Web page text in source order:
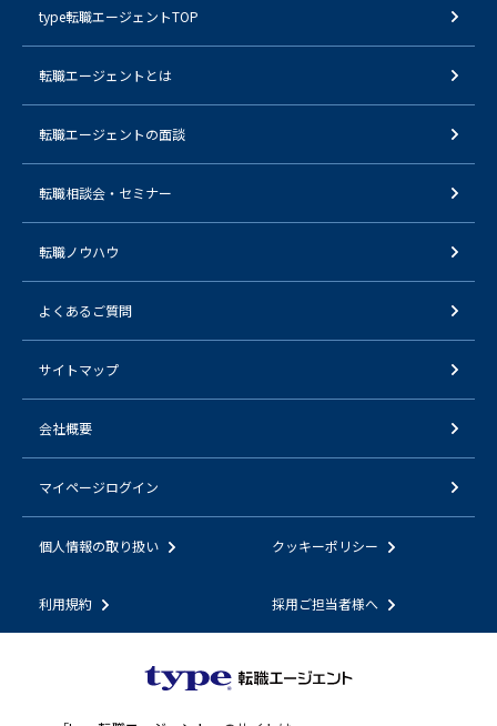
type転職エージェントTOP
転職エージェントとは
転職エージェントの面談
転職相談会・セミナー
転職ノウハウ
よくあるご質問
サイトマップ
会社概要
マイページログイン
個人情報の取り扱い クッキーポリシー
利用規約 採用ご担当者様へ